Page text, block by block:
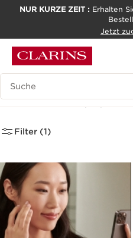
NUR KURZE ZEIT : Erhalten
Jetzt
Legende suchen
Neuheiten (78)
Filter (1)